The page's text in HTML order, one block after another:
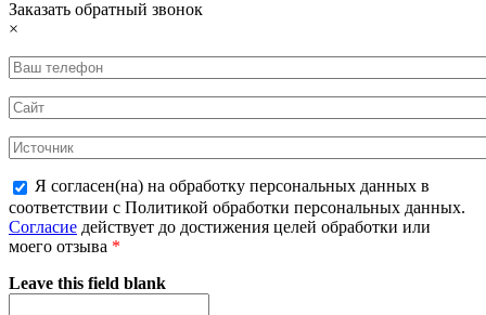
Заказать обратный звонок
×
Я согласен(на) на обработку персональных данных в
соответствии с Политикой обработки персональных данных.
Согласие действует до достижения целей обработки или
моего отзыва *
Leave this field blank